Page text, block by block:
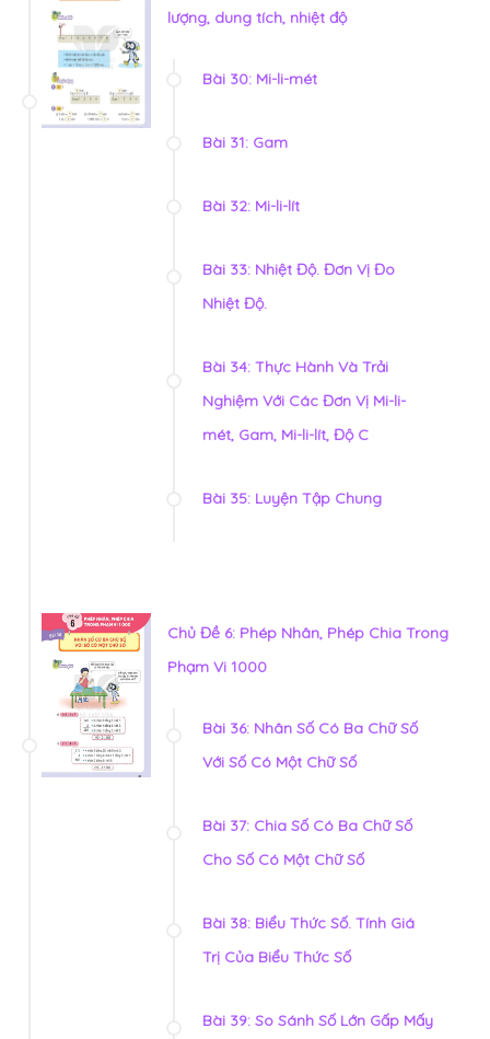
lượng, dung tích, nhiệt độ
Bài 30: Mi-li-mét
Bài 31: Gam
Bài 32: Mi-li-lít
Bài 33: Nhiệt Độ. Đơn Vị Đo
Nhiệt Độ.
Bài 34: Thực Hành Và Trải
Nghiệm Với Các Đơn Vị Mi-li-
mét, Gam, Mi-li-lít, Độ C
Bài 35: Luyện Tập Chung
Chủ Đề 6: Phép Nhân, Phép Chia Trong
Phạm Vi 1000
Bài 36: Nhân Số Có Ba Chữ Số
Với Số Có Một Chữ Số
Bài 37: Chia Số Có Ba Chữ Số
Cho Số Có Một Chữ Số
Bài 38: Biểu Thức Số. Tính Giá
Trị Của Biểu Thức Số
Bài 39: So Sánh Số Lớn Gấp Mấy